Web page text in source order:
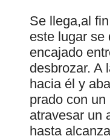
Se llega,al
este lugar se
encajado
desbrozar. A
hacia él y
prado con
atravesar un
hasta